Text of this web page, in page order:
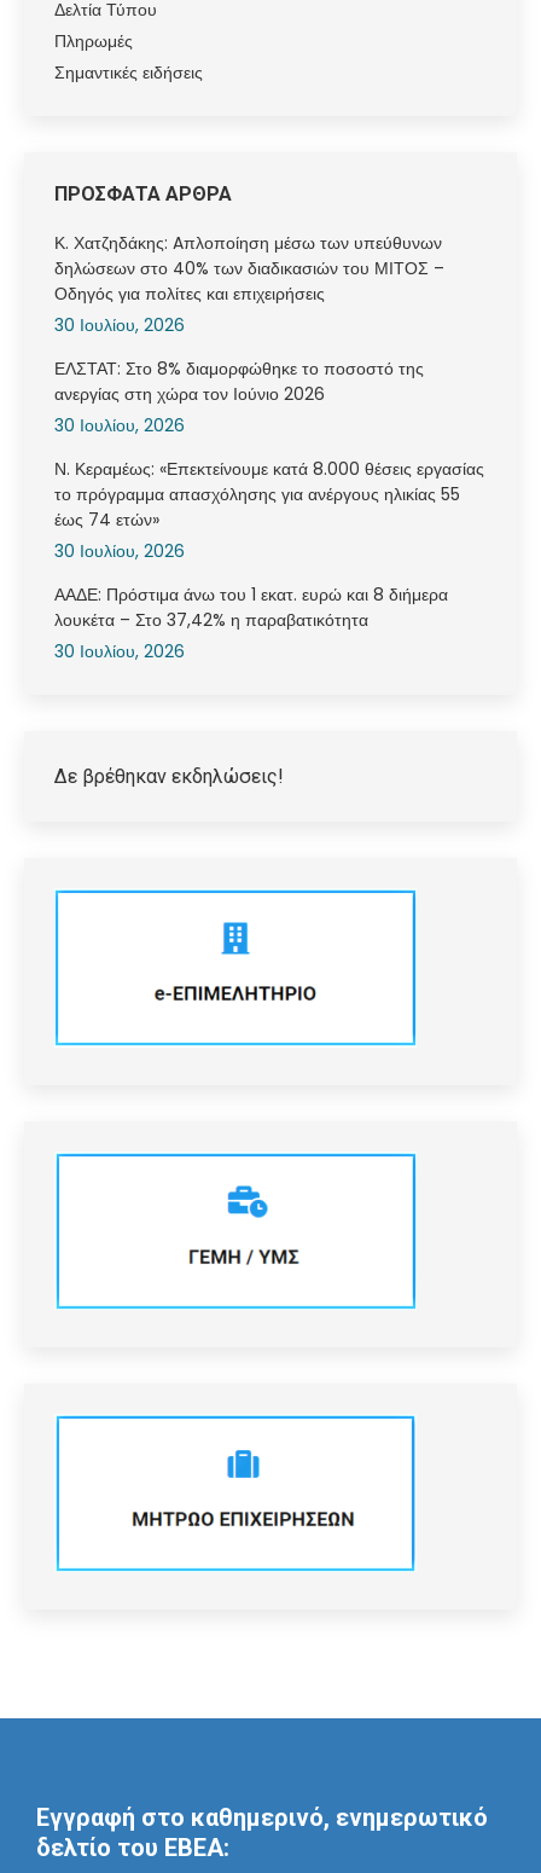
Δελτία Τύπου
Πληρωμές
Σημαντικές ειδήσεις
ΠΡΟΣΦΑΤΑ ΑΡΘΡΑ
Κ. Χατζηδάκης: Aπλοποίηση μέσω των υπεύθυνων
δηλώσεων στο 40% των διαδικασιών του ΜΙΤΟΣ –
Οδηγός για πολίτες και επιχειρήσεις
30 Ιουλίου, 2026
ΕΛΣΤΑΤ: Στο 8% διαμορφώθηκε το ποσοστό της
ανεργίας στη χώρα τον Ιούνιο 2026
30 Ιουλίου, 2026
Ν. Κεραμέως: «Επεκτείνουμε κατά 8.000 θέσεις εργασίας
το πρόγραμμα απασχόλησης για ανέργους ηλικίας 55
έως 74 ετών»
30 Ιουλίου, 2026
ΑΑΔΕ: Πρόστιμα άνω του 1 εκατ. ευρώ και 8 διήμερα
λουκέτα – Στο 37,42% η παραβατικότητα
30 Ιουλίου, 2026
Δε βρέθηκαν εκδηλώσεις!
Εγγραφή στο καθημερινό, ενημερωτικό
δελτίο του ΕΒΕΑ: